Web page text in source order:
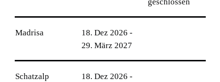
Madrisa
18. Dez 2026 -
29. März 2027
Schatzalp
18. Dez 2026 -